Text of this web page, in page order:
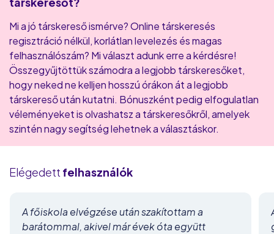
Mi a jó társkereső ismérve? Online társkeresés
regisztráció nélkül, korlátlan levelezés és magas
felhasználószám? Mi választ adunk erre a kérdésre!
Összegyűjtöttük számodra a legjobb társkeresőket,
hogy neked ne kelljen hosszú órákon át a legjobb
társkereső után kutatni. Bónuszként pedig elfogulatlan
véleményeket is olvashatsz a társkeresőkről, amelyek
szintén nagy segítség lehetnek a választáskor.
Elégedett felhasználók
A főiskola elvégzése után szakítottam a
barátommal, akivel már évek óta együtt